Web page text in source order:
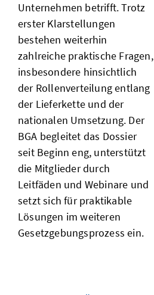
Unternehmen betrifft. Trotz
erster Klarstellungen
bestehen weiterhin
zahlreiche praktische Fragen,
insbesondere hinsichtlich
der Rollenverteilung entlang
der Lieferkette und der
nationalen Umsetzung. Der
BGA begleitet das Dossier
seit Beginn eng, unterstützt
die Mitglieder durch
Leitfäden und Webinare und
setzt sich für praktikable
Lösungen im weiteren
Gesetzgebungsprozess ein.